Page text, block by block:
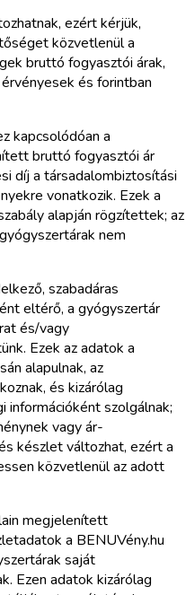
ezért kérjük,
közvetlenül a
bruttó fogyasztói árak,
és forintban
kapcsolódóan a
bruttó fogyasztói ár
díj a társadalombiztosítási
vonatkozik. Ezek a
alapján rögzítettek; az
nem
szabadáras
eltérő, a gyógyszertár
és/vagy
Ezek az adatok a
alapulnak, az
és kizárólag
szolgálnak;
vagy ár-
készlet változhat, ezért a
közvetlenül az adott
megjelenített
a BENUVény.hu
saját
Ezen adatok kizárólag